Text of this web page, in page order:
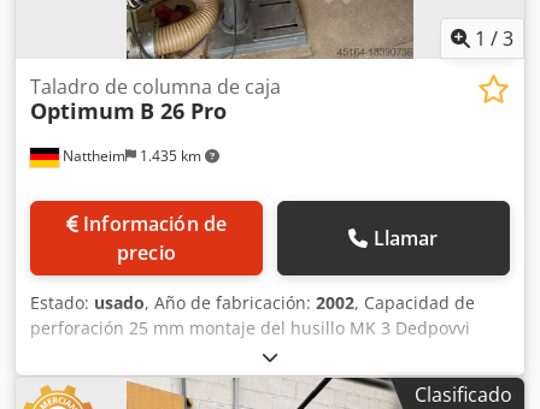
1 /3
Nattheim 1.435 km
Taladro de columna de caja
Optimum B 26 Pro
Información de
precio
Llamar
Estado: usado, Año de fabricación: 2002, Capacidad de
perforación 25 mm montaje del husillo MK 3 Dedpovvi
Auefx Aa Hokr Lugar de almacenamiento: Nattheim
Clasificado